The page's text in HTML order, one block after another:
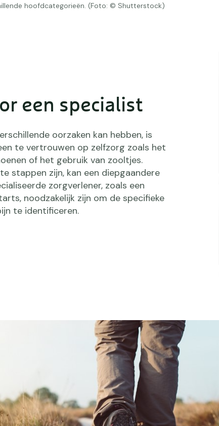
hoofdcategorieën. (Foto: © Shutterstock)
een specialist
oorzaken kan hebben, is
te vertrouwen op zelfzorg zoals het
of het gebruik van zooltjes.
stappen zijn, kan een diepgaandere
zorgverlener, zoals een
noodzakelijk zijn om de specifieke
te identificeren.